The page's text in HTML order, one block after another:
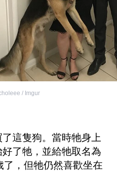
/ Imgur
了這隻狗。當時牠身上
了牠，並給牠取名為
，但牠仍然喜歡坐在